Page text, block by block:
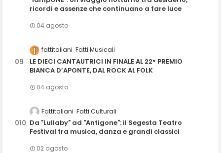
ricordi e assenze che continuano a fare luce
04 agosto
fattitaliani Fatti Musicali
LE DIECI CANTAUTRICI IN FINALE AL 22° PREMIO
BIANCA D’APONTE, DAL ROCK AL FOLK
04 agosto
Fattitaliani Fatti Culturali
Da "Lullaby" ad "Antigone": il Segesta Teatro
Festival tra musica, danza e grandi classici
02 agosto